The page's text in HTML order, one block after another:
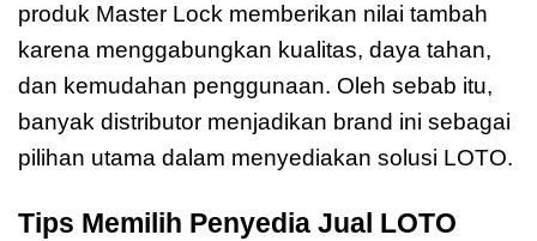
produk Master Lock memberikan nilai tambah
karena menggabungkan kualitas, daya tahan,
dan kemudahan penggunaan. Oleh sebab itu,
banyak distributor menjadikan brand ini sebagai
pilihan utama dalam menyediakan solusi LOTO.
Tips Memilih Penyedia Jual LOTO